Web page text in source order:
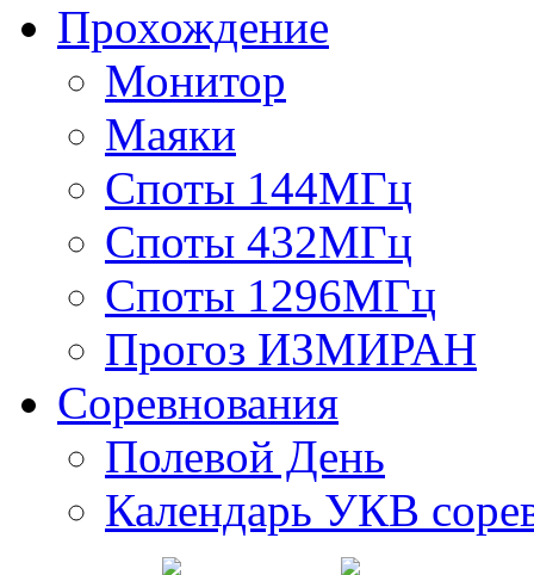
Прохождение
Монитор
Маяки
Споты 144МГц
Споты 432МГц
Споты 1296МГц
Прогоз ИЗМИРАН
Соревнования
Полевой День
Календарь УКВ